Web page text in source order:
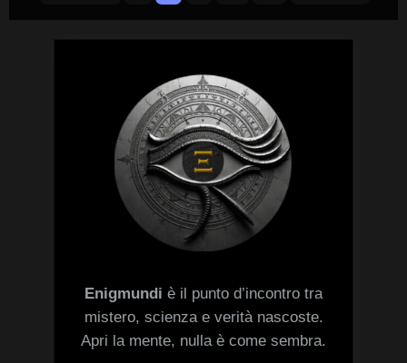
Enigmundi è il punto d’incontro tra
mistero, scienza e verità nascoste.
Apri la mente, nulla è come sembra.